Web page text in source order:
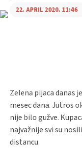
22. APRIL 2020. 11:46
Zelena pijaca danas
mesec dana. Jutros
nije bilo gužve.
najvažnije svi su
distancu.